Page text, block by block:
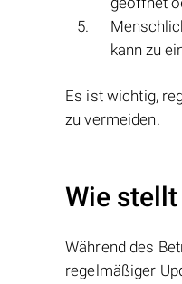
kann zu
Es ist wichtig,
zu vermeiden.
Wie stellt
Während des
regelmäßiger